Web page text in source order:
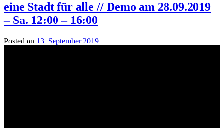
eine Stadt für alle // Demo am 28.09.2019
– Sa. 12:00 – 16:00
Posted on 13. September 2019